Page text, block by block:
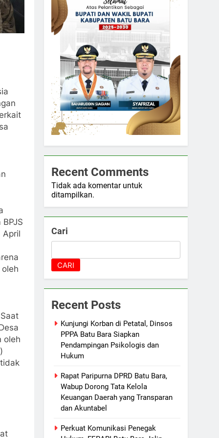
April
oleh
Recent Comments
Tidak ada komentar untuk
ditampilkan.
Cari
CARI
Recent Posts
Kunjungi Korban di Petatal, Dinsos
PPPA Batu Bara Siapkan
Pendampingan Psikologis dan
Hukum
Rapat Paripurna DPRD Batu Bara,
Wabup Dorong Tata Kelola
Keuangan Daerah yang Transparan
dan Akuntabel
Perkuat Komunikasi Penegak